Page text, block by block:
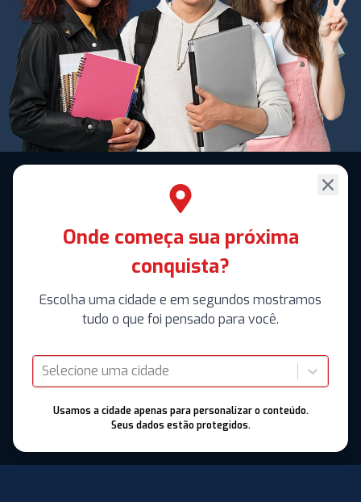
Onde começa sua próxima
conquista?
Escolha uma cidade e em segundos mostramos
tudo o que foi pensado para você.
Selecione uma cidade
Usamos a cidade apenas para personalizar o conteúdo.
Seus dados estão protegidos.